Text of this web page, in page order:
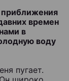
приближения
времен
в
воду
пугает.